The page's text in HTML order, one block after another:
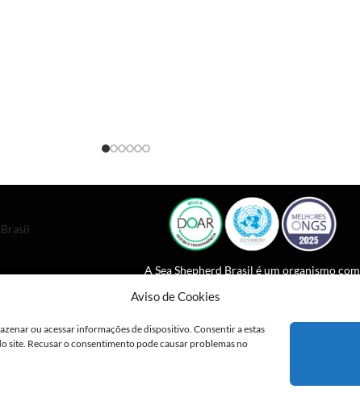
Aviso de Cookies
ou acessar informações de dispositivo. Consentir a estas
site. Recusar o consentimento pode causar problemas no
A Sea Shepherd Brasil é um organismo com
Comissão Econômica e Conselho Social da
ONU desde 2023.